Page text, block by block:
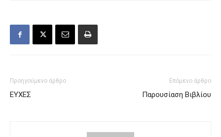
Προηγούμενο άρθρο
ΕΥΧΕΣ
Επόμενο άρθρο
Παρουσίαση Βιβλίου